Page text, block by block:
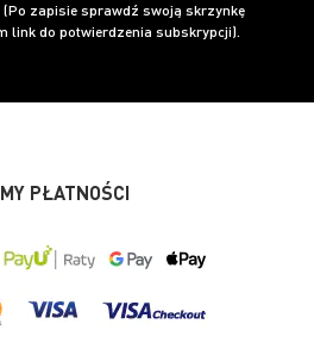
(Po zapisie sprawdź swoją skrzynkę
link do potwierdzenia subskrypcji).
PŁATNOŚCI